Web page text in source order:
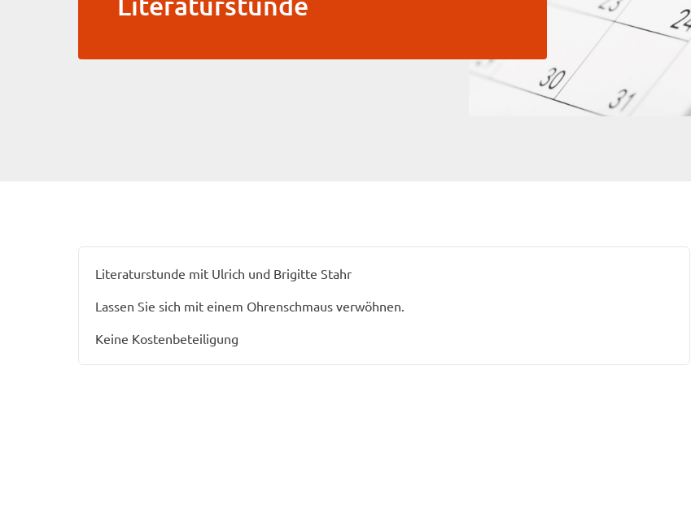
Literaturstunde mit Ulrich und Brigitte Stahr
Lassen Sie sich mit einem Ohrenschmaus verwöhnen.
Keine Kostenbeteiligung